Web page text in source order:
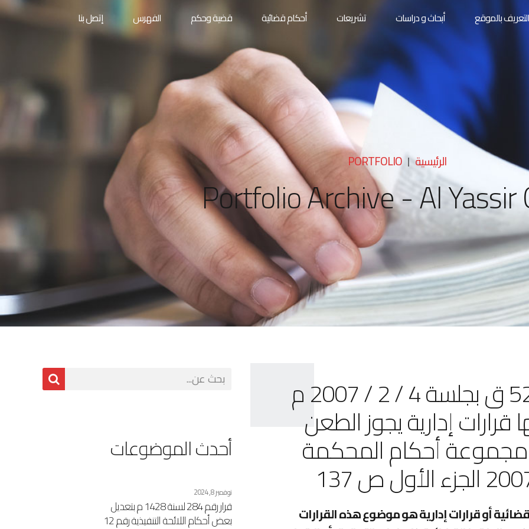
التعريف بالموقع أبحاث و دراسات تشريعات أحكام قضائية قضية وحكم الفهرس إتصل بنا
الرئيسية PORTFOLIO
Portfolio Archive - Al Yassir
الطعن الإداري رقم : 84 / 52 ق بجلسة 4 / 2 / 2007 م
قرارات إدارية يجوز الطعن
مجموعة أحكام المحكمة
قضائية أو قرارات إدارية هو موضوع هذه القرارات
أحدث الموضوعات
نوفمبر 8, 2024
قرار رقم 284 لسنة 1428 م بتعديل
بعض أحكام اللائحة التنفيذية رقم 12